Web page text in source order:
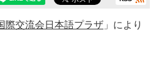
際交流会日本語プラザ 」により